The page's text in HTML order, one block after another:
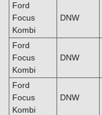
Ford
Focus
Kombi
DNW
Ford
Focus
Kombi
DNW
Ford
Focus
Kombi
DNW